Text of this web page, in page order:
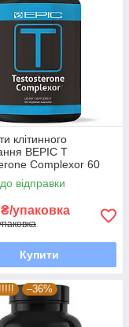
клітинного
BEPIC T
Complexor 60
6/26 року
відправки
₴/упаковка
Купити
–36%